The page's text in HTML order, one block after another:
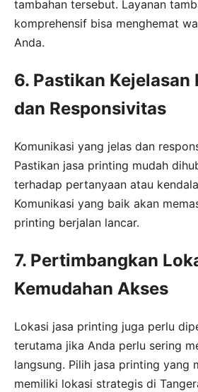
tambahan tersebut. Layanan
komprehensif bisa menghemat
Anda.
6. Pastikan Kejelasan
dan Responsivitas
Komunikasi yang jelas dan
Pastikan jasa printing mudah
terhadap pertanyaan atau
Komunikasi yang baik akan
printing berjalan lancar.
7. Pertimbangkan
Kemudahan Akses
Lokasi jasa printing juga perlu
terutama jika Anda perlu sering
langsung. Pilih jasa printing yang
memiliki lokasi strategis di